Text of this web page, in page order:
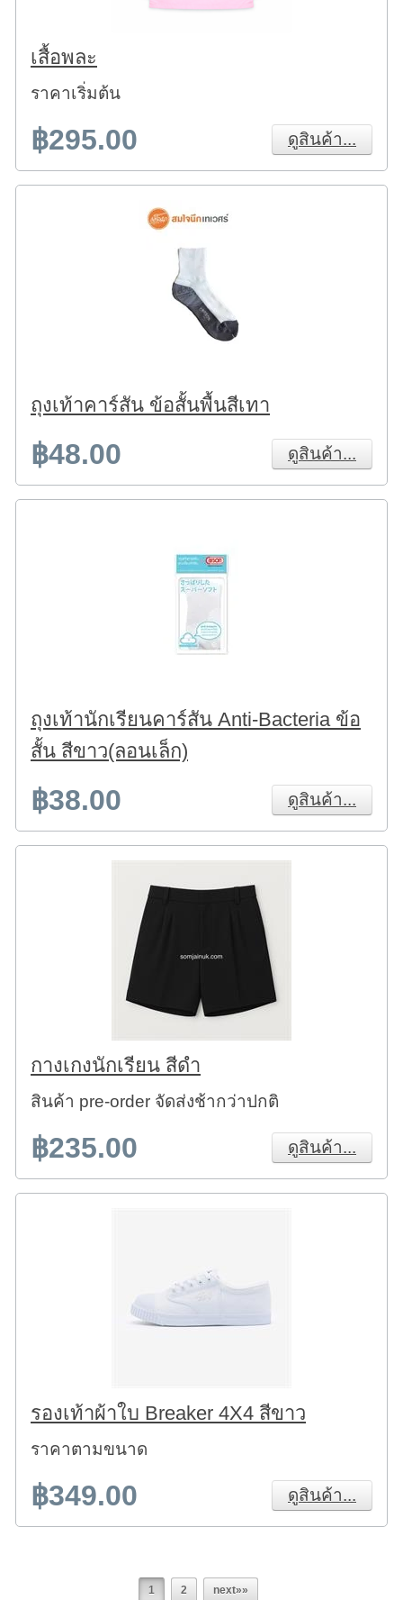
เสื้อพละ
ราคาเริ่มต้น
฿295.00 ดูสินค้า...
ถุงเท้าคาร์สัน ข้อสั้นพื้นสีเทา
฿48.00 ดูสินค้า...
ถุงเท้านักเรียนคาร์สัน Anti-Bacteria ข้อ
สั้น สีขาว(ลอนเล็ก)
฿38.00 ดูสินค้า...
กางเกงนักเรียน สีดำ
สินค้า pre-order จัดส่งช้ากว่าปกติ
฿235.00 ดูสินค้า...
รองเท้าผ้าใบ Breaker 4X4 สีขาว
ราคาตามขนาด
฿349.00 ดูสินค้า...
1 2 next»»